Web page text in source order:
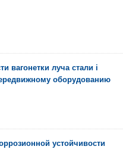
вагонетки луча стали i
оборудованию
устойчивости